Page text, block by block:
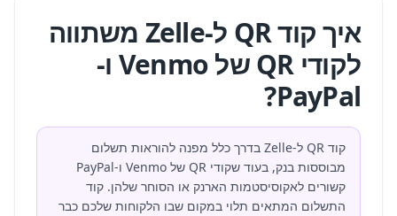
איך קוד QR ל-Zelle משתווה
לקודי QR של Venmo ו-
PayPal?
קוד QR ל-Zelle בדרך כלל מפנה להוראות תשלום
מבוססות בנק, בעוד שקודי QR של Venmo ו-PayPal
קשורים לאקוסיסטמות הארנק או הסוחר שלהן. קוד
התשלום המתאים תלוי במקום שבו הלקוחות שלכם כבר